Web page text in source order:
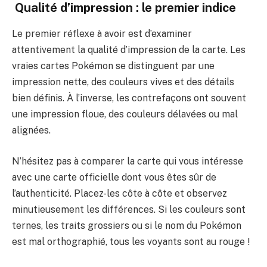
️ Qualité d’impression : le premier indice
Le premier réflexe à avoir est d’examiner
attentivement la qualité d’impression de la carte. Les
vraies cartes Pokémon se distinguent par une
impression nette, des couleurs vives et des détails
bien définis. À l’inverse, les contrefaçons ont souvent
une impression floue, des couleurs délavées ou mal
alignées.
N’hésitez pas à comparer la carte qui vous intéresse
avec une carte officielle dont vous êtes sûr de
l’authenticité. Placez-les côte à côte et observez
minutieusement les différences. Si les couleurs sont
ternes, les traits grossiers ou si le nom du Pokémon
est mal orthographié, tous les voyants sont au rouge !